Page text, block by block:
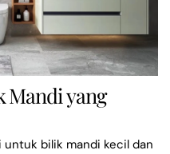
Mandi yang
untuk bilik mandi kecil dan